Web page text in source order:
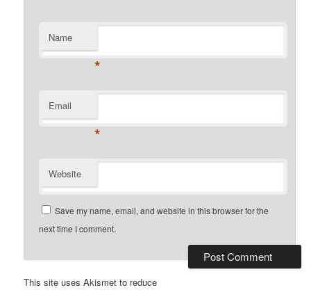
Name
*
Email
*
Website
Save my name, email, and website in this browser for the
next time I comment.
This site uses Akismet to reduce